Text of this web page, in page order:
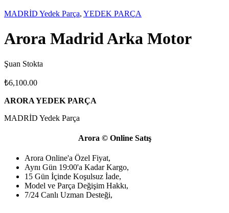
MADRİD Yedek Parça, YEDEK PARÇA
Arora Madrid Arka Motor
Şuan Stokta
₺6,100.00
ARORA YEDEK PARÇA
MADRİD Yedek Parça
Arora © Online Satış
Arora Online'a Özel Fiyat,
Aynı Gün 19:00'a Kadar Kargo,
15 Gün İçinde Koşulsuz İade,
Model ve Parça Değişim Hakkı,
7/24 Canlı Uzman Desteği,